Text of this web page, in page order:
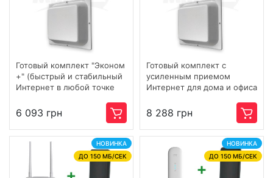
Готовый комплект "Эконом
+" (быстрый и стабильный
Интернет в любой точке
количества подключений)
6 093 грн
Готовый комплект с
усиленным приемом
Интернет для дома и офиса
установке, обеспечивает
скорость до 600 мбит) Wi-
Fi / 4G / 3G / LTE
8 288 грн
НОВИНКА
ДО 150 МБ/СЕК
НОВИНКА
ДО 150 МБ/СЕК